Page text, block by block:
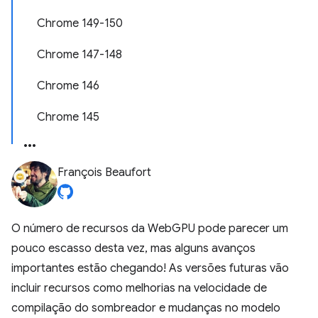
Chrome 149-150
Chrome 147-148
Chrome 146
Chrome 145
François Beaufort
O número de recursos da WebGPU pode parecer um
pouco escasso desta vez, mas alguns avanços
importantes estão chegando! As versões futuras vão
incluir recursos como melhorias na velocidade de
compilação do sombreador e mudanças no modelo